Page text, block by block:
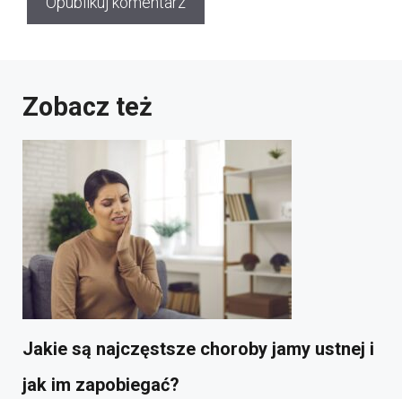
Zobacz też
Jakie są najczęstsze choroby jamy ustnej i
jak im zapobiegać?